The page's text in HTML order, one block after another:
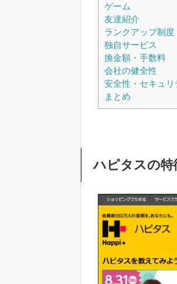
ゲーム
友達紹介
ランクアップ制度
独自サービス
換金額・手数料
会社の健全性
安全性・セキュリ
まとめ
ハピタスの特